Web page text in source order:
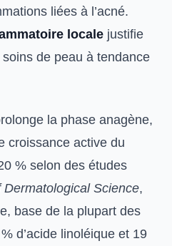
liées à l’acné.
locale justifie
de peau à tendance
la phase anagène,
croissance active du
% selon des études
Dermatological Science,
base de la plupart des
d’acide linoléique et 19